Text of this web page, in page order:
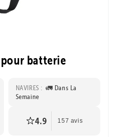
batterie
NAVIRES : 🚛 Dans La
Semaine
4.9 157 avis